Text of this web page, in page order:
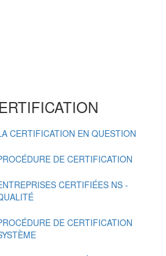
CERTIFICATION EN QUESTION
DE CERTIFICATION
CERTIFIÉES NS -
DE CERTIFICATION